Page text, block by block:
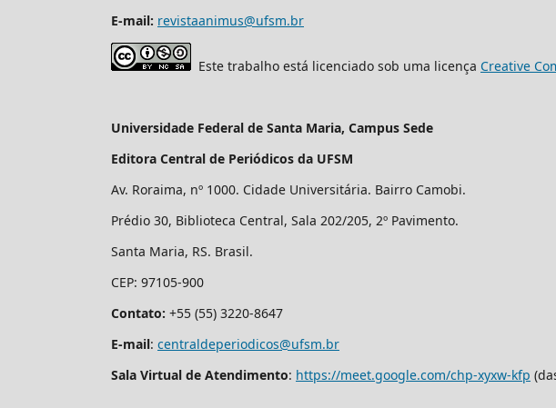
E-mail: revistaanimus@ufsm.br
Este trabalho está licenciado sob uma licença Creative
Universidade Federal de Santa Maria, Campus Sede
Editora Central de Periódicos da UFSM
Av. Roraima, nº 1000. Cidade Universitária. Bairro Camobi.
Prédio 30, Biblioteca Central, Sala 202/205, 2º Pavimento.
Santa Maria, RS. Brasil.
CEP: 97105-900
Contato: +55 (55) 3220-8647
E-mail: centraldeperiodicos@ufsm.br
Sala Virtual de Atendimento: https://meet.google.com/chp-xyxw-kfp